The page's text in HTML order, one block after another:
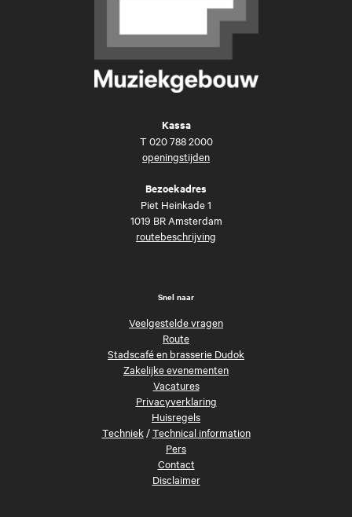
Kassa
T 020 788 2000
openingstijden
Bezoekadres
Piet Heinkade 1
1019 BR Amsterdam
routebeschrijving
Snel naar
Veelgestelde vragen
Route
Stadscafé en brasserie Dudok
Zakelijke evenementen
Vacatures
Privacyverklaring
Huisregels
Techniek/Technical information
Pers
Contact
Disclaimer